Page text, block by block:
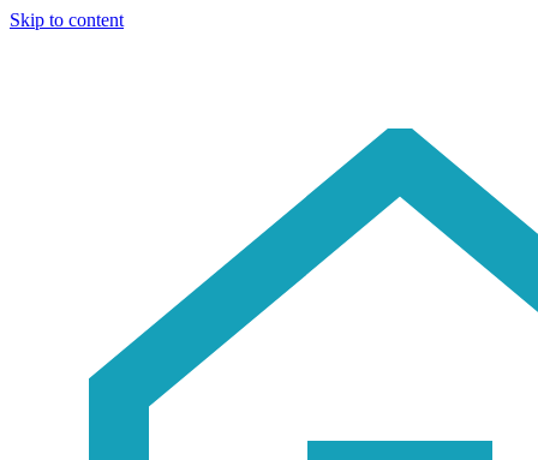
Skip to content